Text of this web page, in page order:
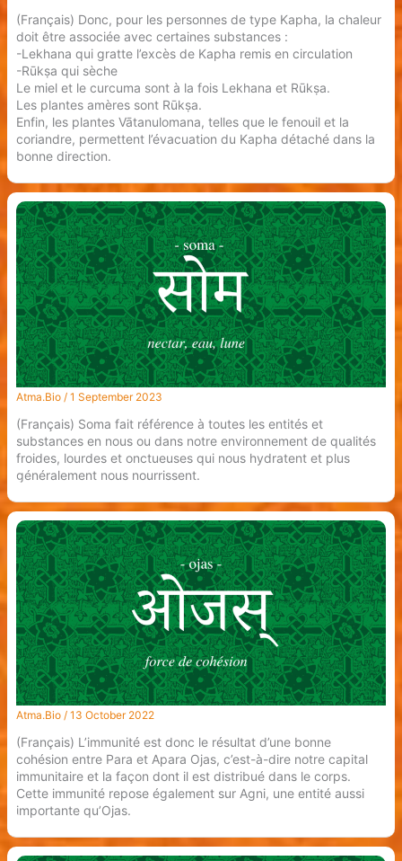
(Français) Donc, pour les personnes de type Kapha, la chaleur
doit être associée avec certaines substances :
-Lekhana qui gratte l’excès de Kapha remis en circulation
-Rūkṣa qui sèche
Le miel et le curcuma sont à la fois Lekhana et Rūkṣa.
Les plantes amères sont Rūkṣa.
Enfin, les plantes Vātanulomana, telles que le fenouil et la
coriandre, permettent l’évacuation du Kapha détaché dans la
bonne direction.
Atma.Bio / 1 September 2023
(Français) Soma fait référence à toutes les entités et
substances en nous ou dans notre environnement de qualités
froides, lourdes et onctueuses qui nous hydratent et plus
généralement nous nourrissent.
Atma.Bio / 13 October 2022
(Français) L’immunité est donc le résultat d’une bonne
cohésion entre Para et Apara Ojas, c’est-à-dire notre capital
immunitaire et la façon dont il est distribué dans le corps.
Cette immunité repose également sur Agni, une entité aussi
importante qu’Ojas.